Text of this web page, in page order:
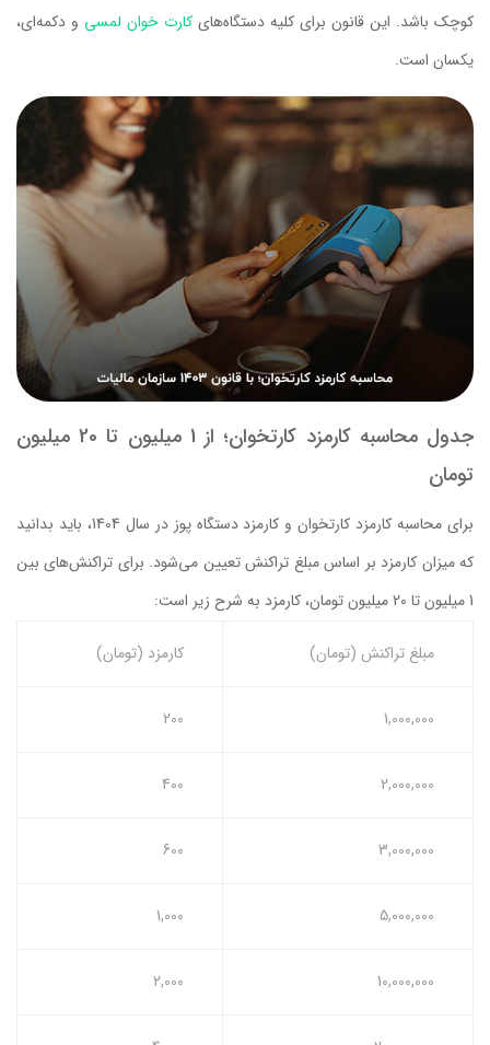
کوچک باشد. این قانون برای کلیه دستگاه‌های کارت خوان لمسی و دکمه‌ای،
یکسان است.
جدول محاسبه کارمزد کارتخوان؛ از 1 میلیون تا 20 میلیون
تومان
برای محاسبه کارمزد کارتخوان و کارمزد دستگاه پوز در سال 1404، باید بدانید
که میزان کارمزد بر اساس مبلغ تراکنش تعیین می‌شود. برای تراکنش‌های بین
1 میلیون تا 20 میلیون تومان، کارمزد به شرح زیر است:
مبلغ تراکنش (تومان) کارمزد (تومان)
1,000,000
200
2,000,000
400
3,000,000
600
5,000,000
1,000
10,000,000
2,000